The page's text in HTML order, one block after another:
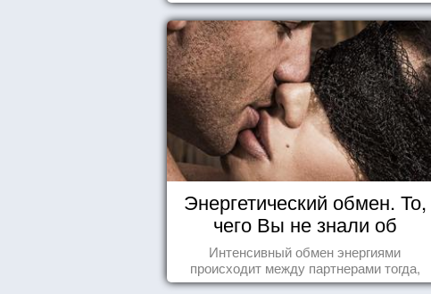
Энергетический обмен. То,
чего Вы не знали об
отношениях
Интенсивный обмен энергиями
происходит между партнерами тогда,
когда они испытывают симпатию друг к